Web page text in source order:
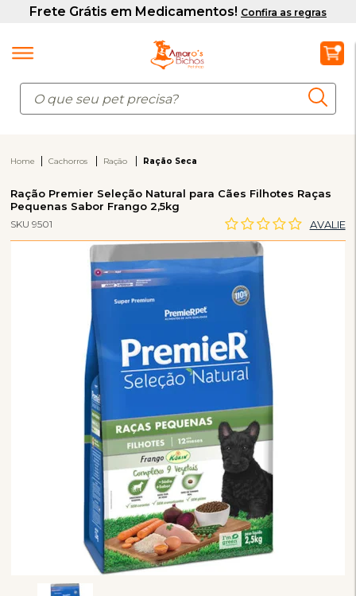
Home Cachorros Ração Ração Seca
Ração Premier Seleção Natural para Cães Filhotes Raças
Pequenas Sabor Frango 2,5kg
SKU 9501 AVALIE